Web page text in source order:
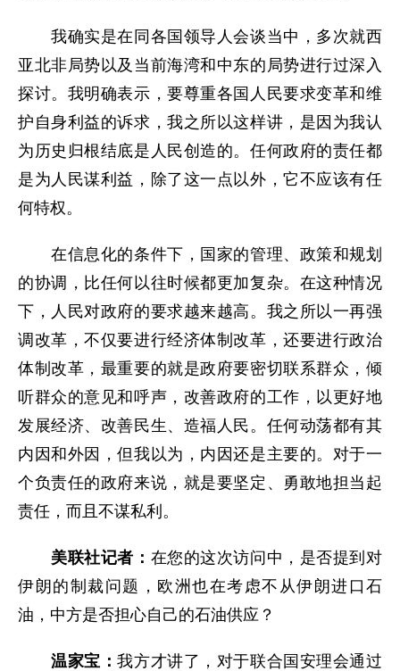
我确实是在同各国领导人会谈当中，多次就西
亚北非局势以及当前海湾和中东的局势进行过深入
探讨。我明确表示，要尊重各国人民要求变革和维
护自身利益的诉求，我之所以这样讲，是因为我认
为历史归根结底是人民创造的。任何政府的责任都
是为人民谋利益，除了这一点以外，它不应该有任
何特权。
在信息化的条件下，国家的管理、政策和规划
的协调，比任何以往时候都更加复杂。在这种情况
下，人民对政府的要求越来越高。我之所以一再强
调改革，不仅要进行经济体制改革，还要进行政治
体制改革，最重要的就是政府要密切联系群众，倾
听群众的意见和呼声，改善政府的工作，以更好地
发展经济、改善民生、造福人民。任何动荡都有其
内因和外因，但我以为，内因还是主要的。对于一
个负责任的政府来说，就是要坚定、勇敢地担当起
责任，而且不谋私利。
美联社记者： 在您的这次访问中，是否提到对
伊朗的制裁问题，欧洲也在考虑不从伊朗进口石
油，中方是否担心自己的石油供应？
温家宝：我方才讲了，对于联合国安理会通过